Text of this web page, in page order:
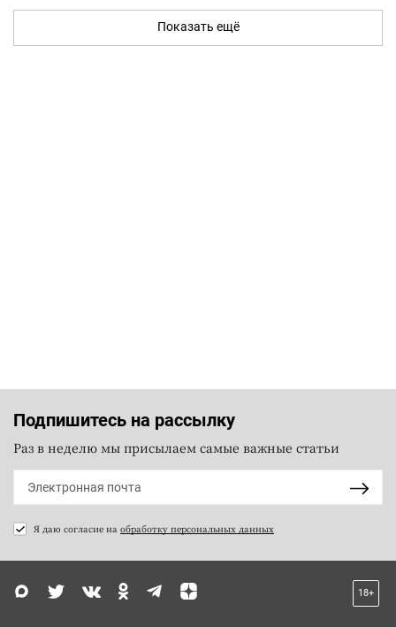
Показать ещё
Подпишитесь на рассылку
Раз в неделю мы присылаем самые важные статьи
Я даю согласие на обработку персональных данных
18+